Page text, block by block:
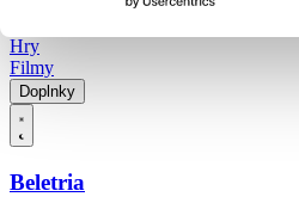
Hry
Filmy
Doplnky
Beletria